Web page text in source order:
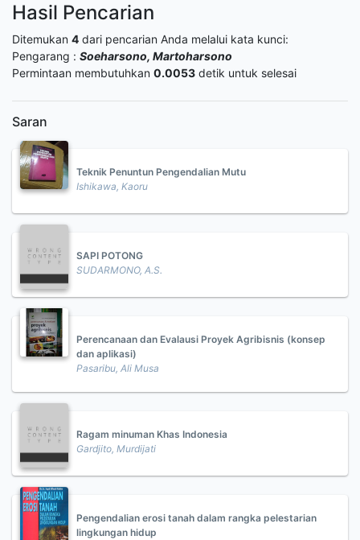
Hasil Pencarian
Ditemukan 4 dari pencarian Anda melalui kata kunci:
Pengarang : Soeharsono, Martoharsono
Permintaan membutuhkan 0.0053 detik untuk selesai
Saran
Teknik Penuntun Pengendalian Mutu
Ishikawa, Kaoru
SAPI POTONG
SUDARMONO, A.S.
Perencanaan dan Evalausi Proyek Agribisnis (konsep
dan aplikasi)
Pasaribu, Ali Musa
Ragam minuman Khas Indonesia
Gardjito, Murdijati
Pengendalian erosi tanah dalam rangka pelestarian
lingkungan hidup